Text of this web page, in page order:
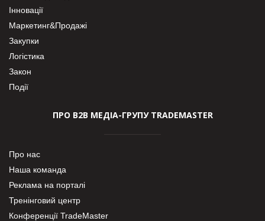
Інновації
Маркетинг&Продажі
Закупки
Логістика
Закон
Події
ПРО В2В МЕДІА-ГРУПУ TRADEMASTER
Про нас
Наша команда
Реклама на порталі
Тренінговий центр
Конференції TradeMaster